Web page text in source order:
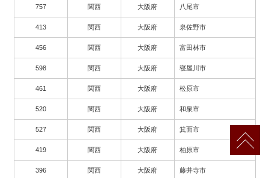
757 関西 大阪府 八尾市
413 関西 大阪府 泉佐野市
456 関西 大阪府 富田林市
598 関西 大阪府 寝屋川市
461 関西 大阪府 松原市
520 関西 大阪府 和泉市
527 関西 大阪府 箕面市
419 関西 大阪府 柏原市
396 関西 大阪府 藤井寺市